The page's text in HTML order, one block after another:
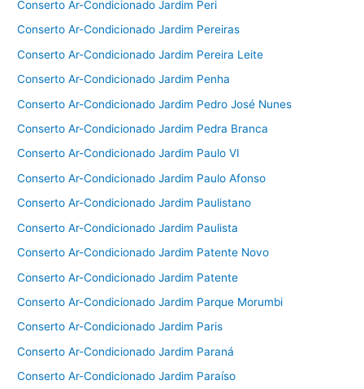
Conserto Ar-Condicionado Jardim Peri
Conserto Ar-Condicionado Jardim Pereiras
Conserto Ar-Condicionado Jardim Pereira Leite
Conserto Ar-Condicionado Jardim Penha
Conserto Ar-Condicionado Jardim Pedro José Nunes
Conserto Ar-Condicionado Jardim Pedra Branca
Conserto Ar-Condicionado Jardim Paulo VI
Conserto Ar-Condicionado Jardim Paulo Afonso
Conserto Ar-Condicionado Jardim Paulistano
Conserto Ar-Condicionado Jardim Paulista
Conserto Ar-Condicionado Jardim Patente Novo
Conserto Ar-Condicionado Jardim Patente
Conserto Ar-Condicionado Jardim Parque Morumbi
Conserto Ar-Condicionado Jardim Paris
Conserto Ar-Condicionado Jardim Paraná
Conserto Ar-Condicionado Jardim Paraíso